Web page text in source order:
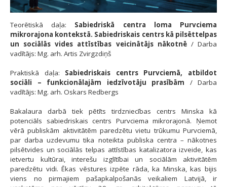
Teorētiskā daļa: Sabiedriskā centra loma Purvciema
mikrorajona kontekstā. Sabiedriskais centrs kā pilsēttelpas
un sociālās vides attīstības veicinātājs nākotnē/ Darba
vadītājs: Mg. arh. Artis Zvirgzdiņš
Praktiskā daļa: Sabiedriskais centrs Purvciemā, atbildot
sociāli – funkcionālajām iedzīvotāju prasībām / Darba
vadītājs: Mg. arh. Oskars Redbergs
Bakalaura darbā tiek pētīts tirdzniecības centrs Minska kā
potenciāls sabiedriskais centrs Purvciema mikrorajonā. Ņemot
vērā publiskām aktivitātēm paredzētu vietu trūkumu Purvciemā,
par darba uzdevumu tika noteikta publiska centra – nākotnes
pilsētvides un sociālās telpas attīstības katalizatora izveide, kas
ietvertu kultūrai, interešu izglītībai un sociālām aktivitātēm
paredzētu vidi. Ēkas vēstures izpēte rāda, ka Minska, kas bijis
viens no pirmajiem pašapkalpošanās veikaliem Latvijā, ir